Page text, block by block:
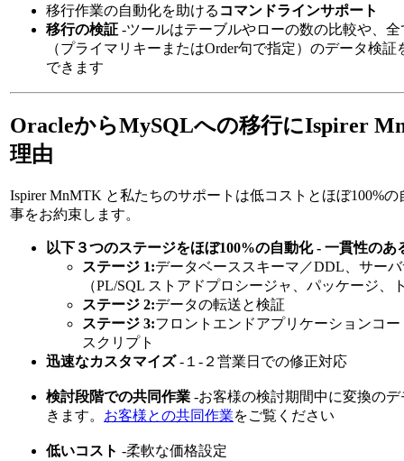
移行作業の自動化を助ける コマンドラインサポート
移行の検証 -ツールはテーブルやローの数の比較や、
（プライマリキーまたはOrder句で指定）のデータ検
できます
OracleからMySQLへの移行にIspirer
理由
Ispirer MnMTK と私たちのサポートは低コストとほぼ100%
事をお約束します。
以下３つのステージをほぼ100%の自動化 - 一貫性のあ
ステージ 1:データベーススキーマ／DDL、サー
（PL/SQL ストアドプロシージャ、パッケージ、
ステージ 2:データの転送と検証
ステージ 3:フロントエンドアプリケーションコ
スクリプト
迅速なカスタマイズ-１-２営業日での修正対応
検討段階での共同作業 -お客様の検討期間中に変換の
きます。 お客様との共同作業をご覧ください
低いコスト -柔軟な価格設定